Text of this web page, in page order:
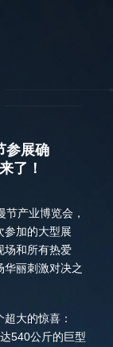
参展确
了！
产业博览会，
参加的大型展
场和所有热爱
华丽刺激对决之
大的惊喜：
540公斤的巨型